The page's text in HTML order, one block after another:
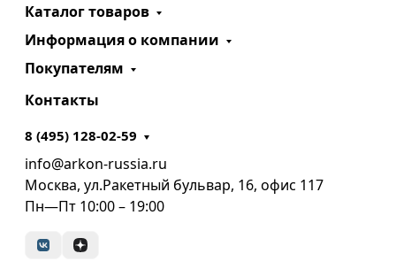
Каталог товаров
Информация о компании
Покупателям
Контакты
8 (495) 128-02-59
info@arkon-russia.ru
Москва, ул.Ракетный бульвар, 16, офис 117
Пн—Пт 10:00 – 19:00